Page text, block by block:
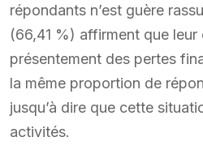
répondants n’est guère
(66,41 %) affirment que leur
présentement des pertes
la même proportion de
jusqu’à dire que cette
activités.